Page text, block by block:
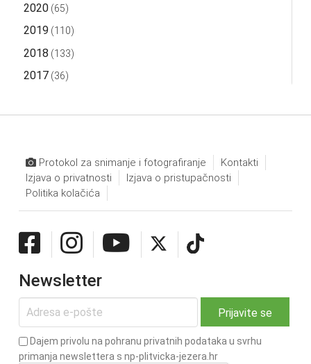
2020(65)
2019 (110)
2018 (133)
2017(36)
Protokol za snimanje i fotografiranje
Kontakti
Izjava o privatnosti
Izjava o pristupačnosti
Politika kolačića
Newsletter
Dajem privolu na pohranu privatnih podataka u svrhu
primanja newslettera s np-plitvicka-jezera.hr